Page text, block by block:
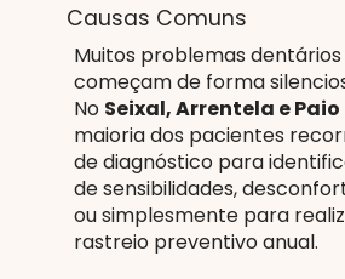
Causas Comuns
Muitos problemas
começam de forma
No Seixal, Arrentela e Paio
maioria dos pacientes
de diagnóstico para
de sensibilidades,
ou simplesmente para
rastreio preventivo anual.